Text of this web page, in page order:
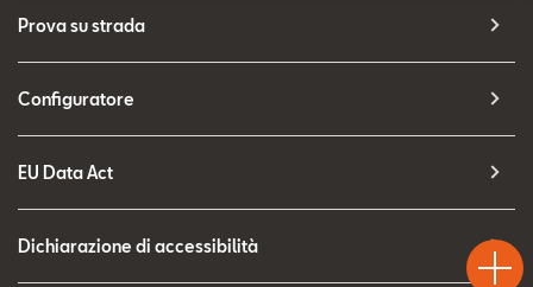
Prova su strada
Configuratore
EU Data Act
Dichiarazione di accessibilità
Drive
Chiama